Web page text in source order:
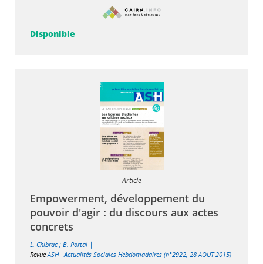
Disponible
Article
Empowerment, développement du
pouvoir d'agir : du discours aux actes
concrets
L. Chibrac ; B. Portal |
RevueASH - Actualités Sociales Hebdomadaires (n°2922, 28 AOUT 2015)